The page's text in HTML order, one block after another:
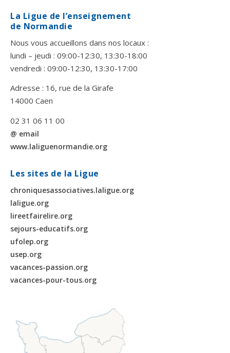
La Ligue de l’enseignement
de Normandie
Nous vous accueillons dans nos locaux :
lundi – jeudi : 09:00-12:30, 13:30-18:00
vendredi : 09:00-12:30, 13:30-17:00
Adresse : 16, rue de la Girafe
14000 Caen
02 31 06 11 00
@ email
www.laliguenormandie.org
Les sites de la Ligue
chroniquesassociatives.laligue.org
laligue.org
lireetfairelire.org
sejours-educatifs.org
ufolep.org
usep.org
vacances-passion.org
vacances-pour-tous.org